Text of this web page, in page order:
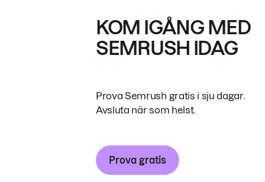
KOM IGÅNG MED
SEMRUSH IDAG
Prova Semrush gratis i sju dagar.
Avsluta när som helst.
Prova gratis